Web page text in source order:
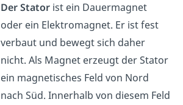
Der Stator ist ein Dauermagnet
oder ein Elektromagnet. Er ist fest
verbaut und bewegt sich daher
nicht. Als Magnet erzeugt der Stator
ein magnetisches Feld von Nord
nach Süd. Innerhalb von diesem Feld